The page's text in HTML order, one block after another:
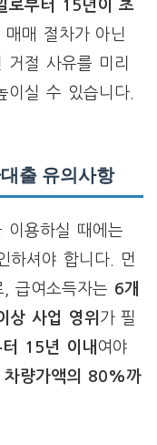
로부터 15년이 초
매 절차가 아닌
거절 사유를 미리
이실 수 있습니다.
출 유의사항
이용하실 때에는
하셔야 합니다. 먼
, 급여소득자는 6개
상 사업 영위 가 필
15년 이내 여야
차량가액의 80%까